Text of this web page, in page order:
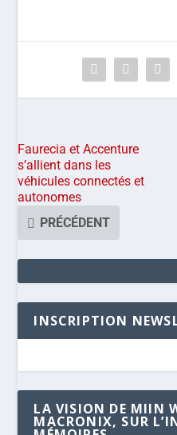
Faurecia et Accenture
s’allient dans les
véhicules connectés et
autonomes
PRÉCÉDENT
INSCRIPTION
LA VISION DE MIIN
MACRONIX, SUR